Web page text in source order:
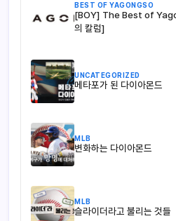
BEST OF YAGONGSO
[BOY] The Best of
의 칼럼]
UNCATEGORIZED
메타포가 된 다이아몬드
MLB
변화하는 다이아몬드
MLB
슬라이더라고 불리는 것들